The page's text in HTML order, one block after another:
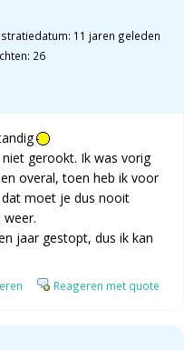
11 jaren geleden
26
gerookt. Ik was vorig
overal, toen heb ik voor
moet je dus nooit
jaar gestopt, dus ik kan
Reageren met quote